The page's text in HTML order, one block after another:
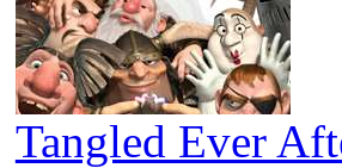
Tangled Ever